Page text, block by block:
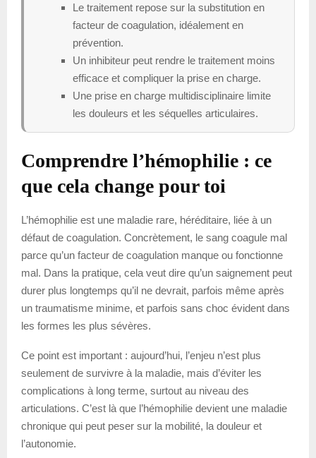
Le traitement repose sur la substitution en
facteur de coagulation, idéalement en
prévention.
Un inhibiteur peut rendre le traitement moins
efficace et compliquer la prise en charge.
Une prise en charge multidisciplinaire limite
les douleurs et les séquelles articulaires.
Comprendre l’hémophilie : ce
que cela change pour toi
L’hémophilie est une maladie rare, héréditaire, liée à un
défaut de coagulation. Concrètement, le sang coagule mal
parce qu’un facteur de coagulation manque ou fonctionne
mal. Dans la pratique, cela veut dire qu’un saignement peut
durer plus longtemps qu’il ne devrait, parfois même après
un traumatisme minime, et parfois sans choc évident dans
les formes les plus sévères.
Ce point est important : aujourd’hui, l’enjeu n’est plus
seulement de survivre à la maladie, mais d’éviter les
complications à long terme, surtout au niveau des
articulations. C’est là que l’hémophilie devient une maladie
chronique qui peut peser sur la mobilité, la douleur et
l’autonomie.